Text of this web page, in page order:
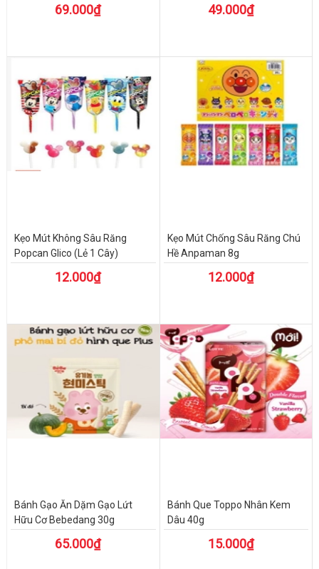
69.000₫ 49.000₫
Kẹo Mút Không Sâu Răng
Popcan Glico (Lẻ 1 Cây)
12.000₫
Kẹo Mút Chống Sâu Răng Chú
Hề Anpaman 8g
12.000₫
Bánh Gạo Ăn Dặm Gạo Lứt
Hữu Cơ Bebedang 30g
65.000₫
Bánh Que Toppo Nhân Kem
Dâu 40g
15.000₫